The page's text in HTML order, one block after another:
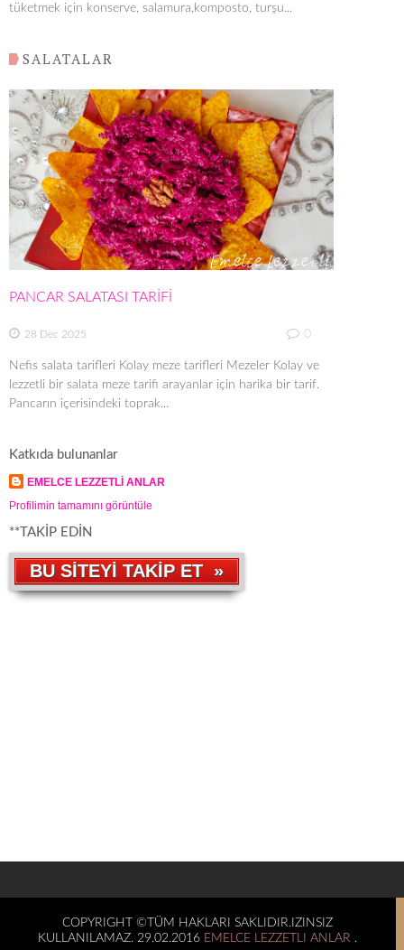
tüketmek için konserve, salamura,komposto, turşu...
SALATALAR
PANCAR SALATASI TARİFİ
28 Dec 2025 0
Nefis salata tarifleri Kolay meze tarifleri Mezeler Kolay ve
lezzetli bir salata meze tarifi arayanlar için harika bir tarif.
Pancarın içerisindeki toprak...
Katkıda bulunanlar
EMELCE LEZZETLİ ANLAR
Profilimin tamamını görüntüle
**TAKİP EDİN
BU SİTEYİ TAKİP ET »
COPYRIGHT ©TÜM HAKLARI SAKLIDIR.IZINSIZ
KULLANILAMAZ. 29.02.2016 EMELCE LEZZETLI ANLAR .